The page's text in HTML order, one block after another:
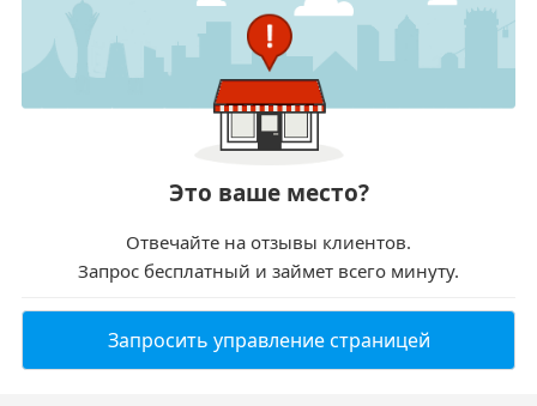
Это ваше место?
Отвечайте на отзывы клиентов.
Запрос бесплатный и займет всего минуту.
Запросить управление страницей